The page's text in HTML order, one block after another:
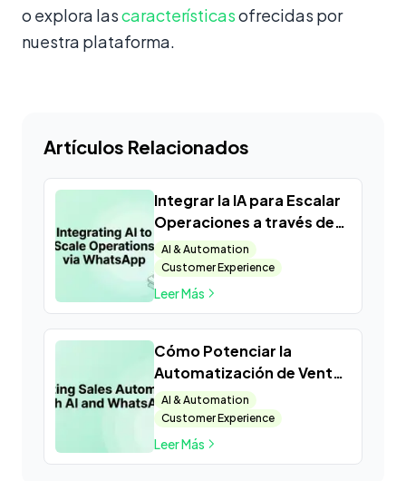
o explora lascaracterísticasofrecidas por
nuestra plataforma.
Artículos Relacionados
Integrar la IA para Escalar
Operaciones a través de
WhatsApp
AI & Automation
Customer Experience
Leer Más
Cómo Potenciar la
Automatización de Ventas
con AI y WhatsApp
AI & Automation
Customer Experience
Leer Más